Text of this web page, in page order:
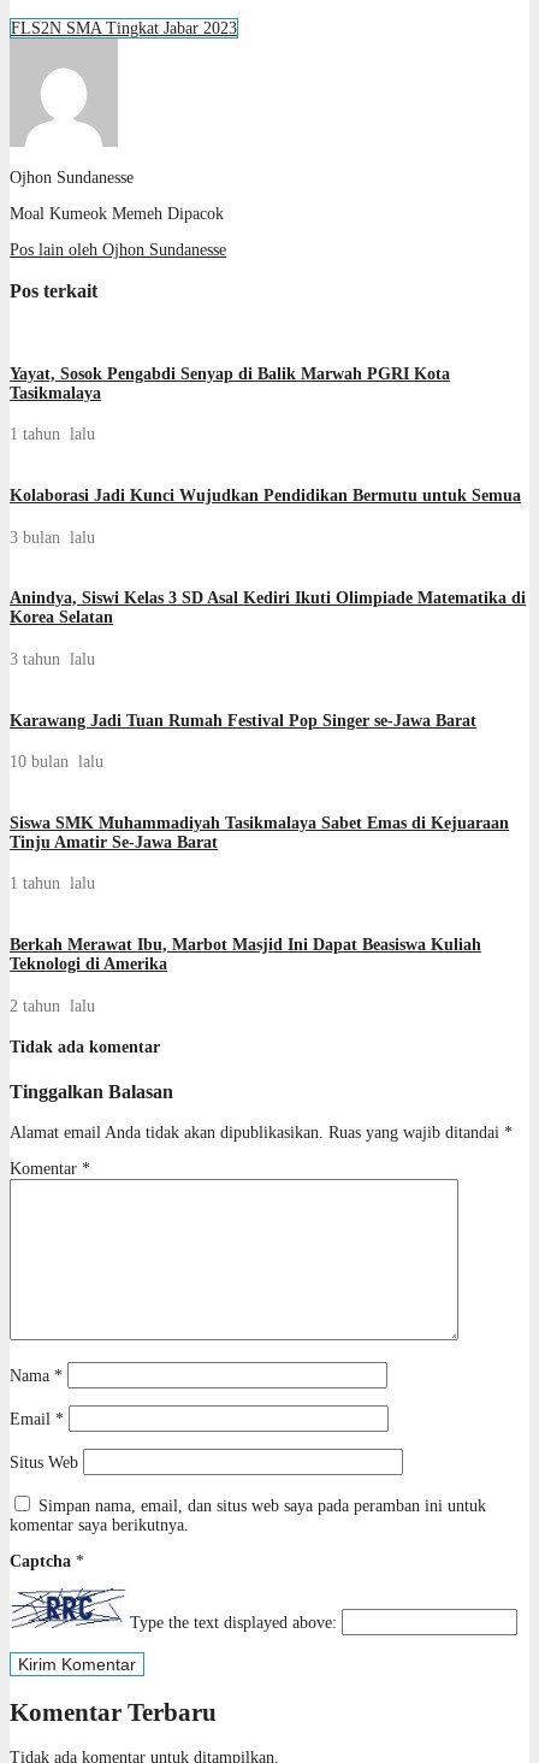
FLS2N SMA Tingkat Jabar 2023
Ojhon Sundanesse
Moal Kumeok Memeh Dipacok
Pos lain oleh Ojhon Sundanesse
Pos terkait
Yayat, Sosok Pengabdi Senyap di Balik Marwah PGRI Kota
Tasikmalaya
1 tahun lalu
Kolaborasi Jadi Kunci Wujudkan Pendidikan Bermutu untuk Semua
3 bulan lalu
Anindya, Siswi Kelas 3 SD Asal Kediri Ikuti Olimpiade Matematika di
Korea Selatan
3 tahun lalu
Karawang Jadi Tuan Rumah Festival Pop Singer se-Jawa Barat
10 bulan lalu
Siswa SMK Muhammadiyah Tasikmalaya Sabet Emas di Kejuaraan
Tinju Amatir Se-Jawa Barat
1 tahun lalu
Berkah Merawat Ibu, Marbot Masjid Ini Dapat Beasiswa Kuliah
Teknologi di Amerika
2 tahun lalu
Tidak ada komentar
Tinggalkan Balasan
Alamat email Anda tidak akan dipublikasikan. Ruas yang wajib ditandai *
Komentar *
Nama *
Email *
Situs Web
Simpan nama, email, dan situs web saya pada peramban ini untuk
komentar saya berikutnya.
Captcha *
Type the text displayed above:
Komentar Terbaru
Tidak ada komentar untuk ditampilkan.